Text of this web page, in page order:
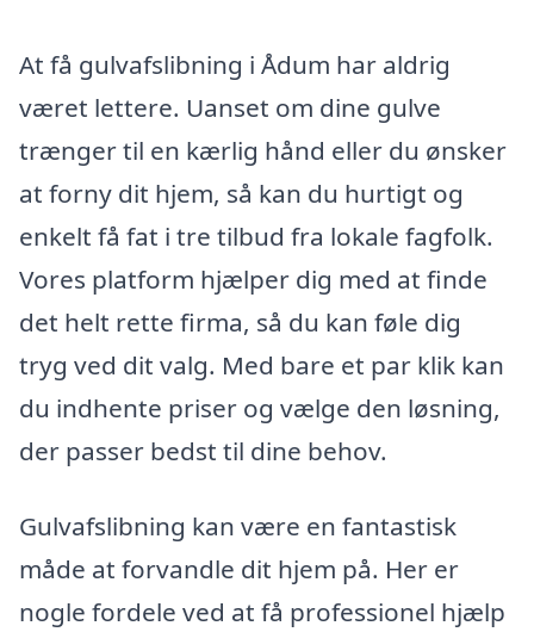
At få gulvafslibning i Ådum har aldrig
været lettere. Uanset om dine gulve
trænger til en kærlig hånd eller du ønsker
at forny dit hjem, så kan du hurtigt og
enkelt få fat i tre tilbud fra lokale fagfolk.
Vores platform hjælper dig med at finde
det helt rette firma, så du kan føle dig
tryg ved dit valg. Med bare et par klik kan
du indhente priser og vælge den løsning,
der passer bedst til dine behov.
Gulvafslibning kan være en fantastisk
måde at forvandle dit hjem på. Her er
nogle fordele ved at få professionel hjælp